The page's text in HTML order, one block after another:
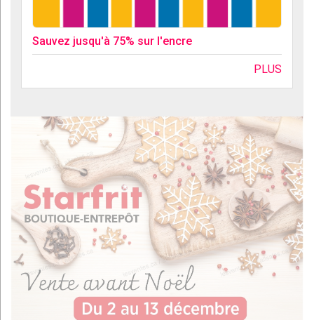
Sauvez jusqu'à 75% sur l'encre
PLUS